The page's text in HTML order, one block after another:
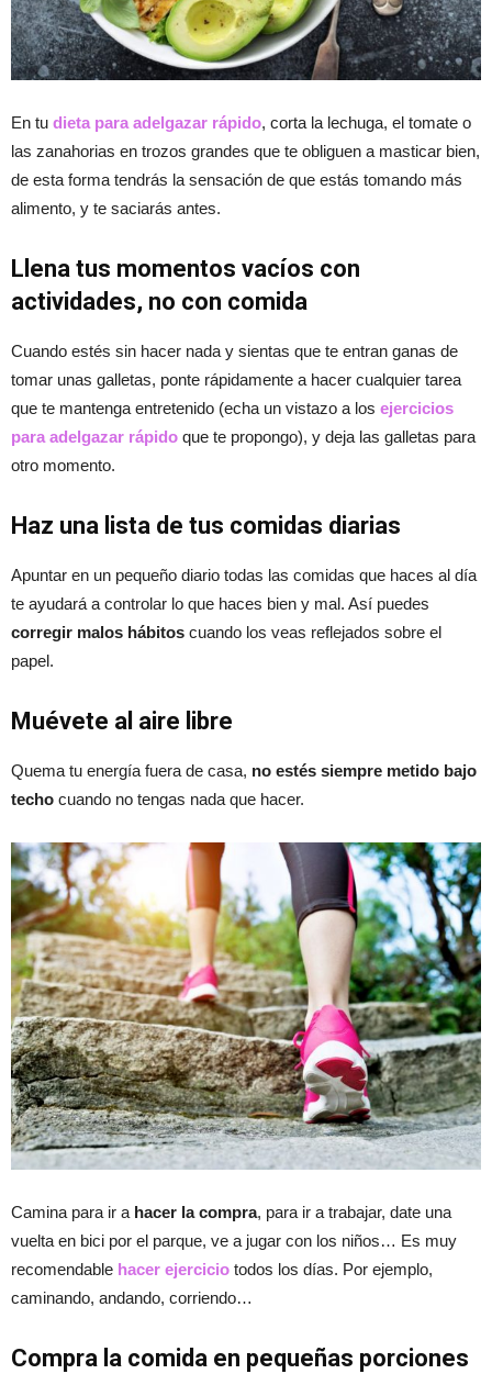
En tu dieta para adelgazar rápido, corta la lechuga, el tomate o
las zanahorias en trozos grandes que te obliguen a masticar bien,
de esta forma tendrás la sensación de que estás tomando más
alimento, y te saciarás antes.
Llena tus momentos vacíos con
actividades, no con comida
Cuando estés sin hacer nada y sientas que te entran ganas de
tomar unas galletas, ponte rápidamente a hacer cualquier tarea
que te mantenga entretenido (echa un vistazo a los ejercicios
para adelgazar rápido que te propongo), y deja las galletas para
otro momento.
Haz una lista de tus comidas diarias
Apuntar en un pequeño diario todas las comidas que haces al día
te ayudará a controlar lo que haces bien y mal. Así puedes
corregir malos hábitos cuando los veas reflejados sobre el
papel.
Muévete al aire libre
Quema tu energía fuera de casa, no estés siempre metido bajo
techo cuando no tengas nada que hacer.
Camina para ir a hacer la compra, para ir a trabajar, date una
vuelta en bici por el parque, ve a jugar con los niños… Es muy
recomendable hacer ejercicio todos los días. Por ejemplo,
caminando, andando, corriendo…
Compra la comida en pequeñas porciones